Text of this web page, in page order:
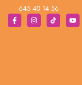
645 40 14 56